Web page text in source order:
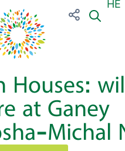
HE
Houses:
at Ganey
Michal